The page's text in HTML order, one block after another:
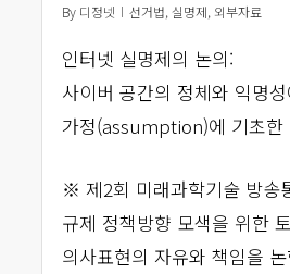
By 디정넷 선거법,실명제, 외부자료
인터넷 실명제의 논의:
사이버 공간의 정체와 익명
가정(assumption)에 기초한
※ 제2회 미래과학기술 방송
규제 정책방향 모색을 위한
의사표현의 자유와 책임을